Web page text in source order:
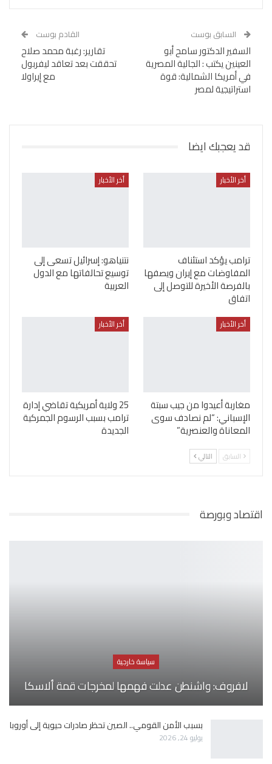
السابق بوست
السفير الدكتور سامح أبو
العينين يكتب : الجالية المصرية
في أمريكا الشمالية: قوة
استراتيجية لمصر
القادم بوست
تقارير: رغبة محمد صلاح
تحققت بعد تعاقد ليفربول
مع إيراولا
قد يعجبك ايضا
أخر الأخبار
ترامب يؤكد استئناف
المفاوضات مع إيران ويصفها
بالفرصة الأخيرة للتوصل إلى
اتفاق
أخر الأخبار
نتنياهو: إسرائيل تسعى إلى
توسيع تحالفاتها مع الدول
العربية
أخر الأخبار
مغاربة أعيدوا من جيب سبتة
الإسباني: “لم نصادف سوى
المعاناة والعنصرية”
أخر الأخبار
25 ولاية أمريكية تقاضي إدارة
ترامب بسبب الرسوم الجمركية
الجديدة
السابق التالي
اقتصاد وبورصة
سياسة خارجية
لافروف: واشنطن عدلت فهمها لمخرجات قمة ألاسكا
بسبب الأمن القومي.. الصين تحظر صادرات حيوية إلى أوروبا
يوليو 24, 2026